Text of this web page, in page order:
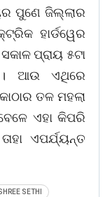
ପୁଣେ ଜିଲ୍ଲାର
ହାର୍ଡୱେର
ପ୍ରାୟ ୫ଟା
। ଆଉ ଏଥିରେ
ତଳ ମହଲା
ଏହା କିପରି
ଏପର୍ଯ୍ୟନ୍ତ
SETHI